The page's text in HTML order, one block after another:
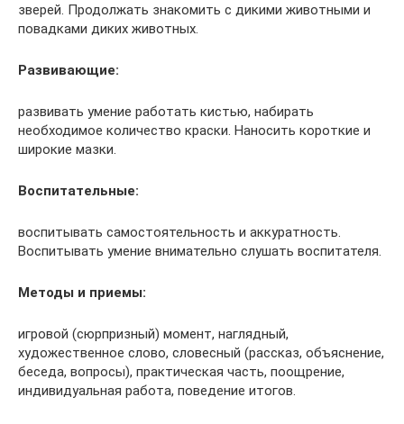
зверей. Продолжать знакомить с дикими животными и
повадками диких животных.
Развивающие:
развивать умение работать кистью, набирать
необходимое количество краски. Наносить короткие и
широкие мазки.
Воспитательные:
воспитывать самостоятельность и аккуратность.
Воспитывать умение внимательно слушать воспитателя.
Методы и приемы:
игровой (сюрпризный) момент, наглядный,
художественное слово, словесный (рассказ, объяснение,
беседа, вопросы), практическая часть, поощрение,
индивидуальная работа, поведение итогов.